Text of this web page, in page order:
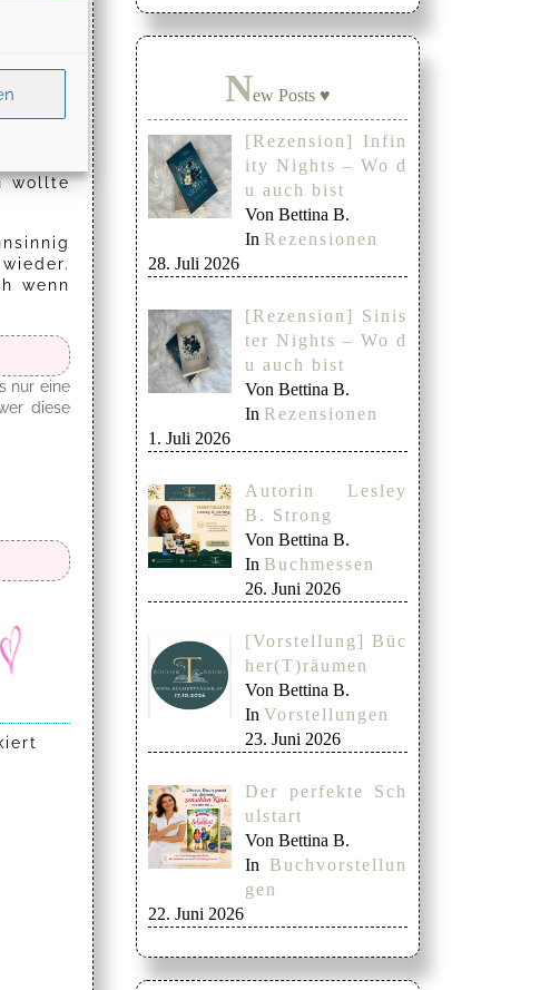
sehr
der
Man
und
wollte
wenn
nur eine
diese
New Posts ♥
[Rezension] Infin
ity Nights – Wo d
u auch bist
Von Bettina B.
In Rezensionen
28. Juli 2026
[Rezension] Sinis
ter Nights – Wo d
u auch bist
Von Bettina B.
In Rezensionen
1. Juli 2026
Autorin Lesley
B. Strong
Von Bettina B.
In Buchmessen
26. Juni 2026
[Vorstellung] Büc
her(T)räumen
Von Bettina B.
In Vorstellungen
23. Juni 2026
Der perfekte Sch
ulstart
Von Bettina B.
In Buchvorstellun
gen
22. Juni 2026